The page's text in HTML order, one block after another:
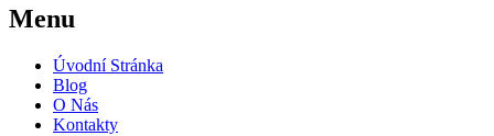
Menu
Úvodní Stránka
Blog
O Nás
Kontakty